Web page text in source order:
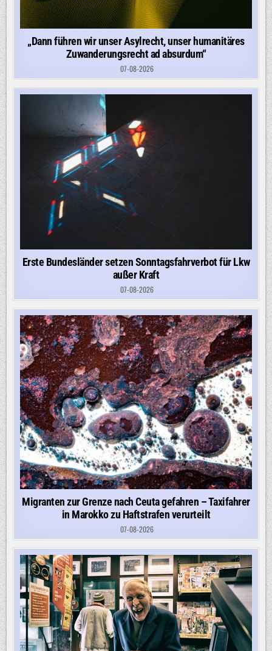
„Dann führen wir unser Asylrecht, unser humanitäres
Zuwanderungsrecht ad absurdum“
07-08-2026
Erste Bundesländer setzen Sonntagsfahrverbot für Lkw
außer Kraft
07-08-2026
Migranten zur Grenze nach Ceuta gefahren – Taxifahrer
in Marokko zu Haftstrafen verurteilt
07-08-2026